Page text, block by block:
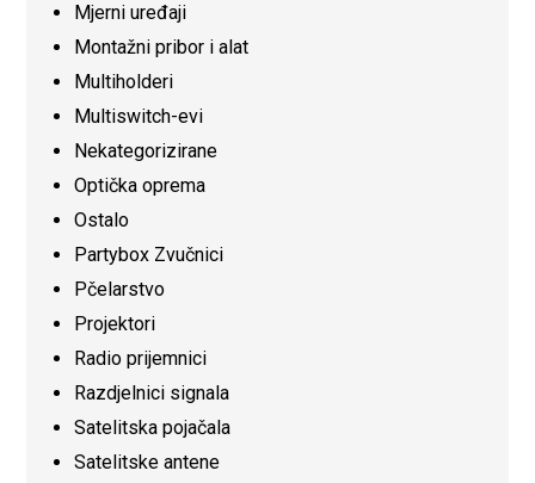
Mjerni uređaji
Montažni pribor i alat
Multiholderi
Multiswitch-evi
Nekategorizirane
Optička oprema
Ostalo
Partybox Zvučnici
Pčelarstvo
Projektori
Radio prijemnici
Razdjelnici signala
Satelitska pojačala
Satelitske antene